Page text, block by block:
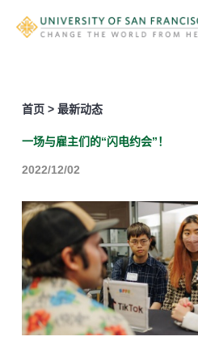
首页 > 最新动态
一场与雇主们的“闪电约会”！
2022/12/02